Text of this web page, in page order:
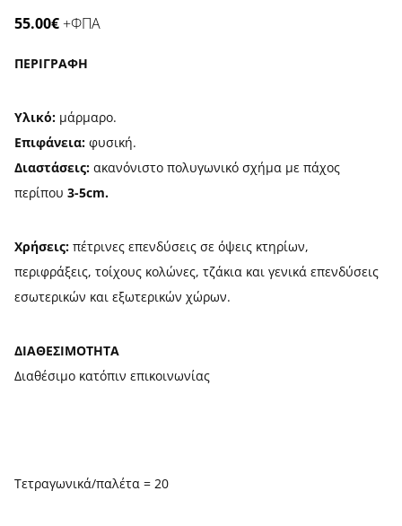
55.00€+ΦΠΑ
ΠΕΡΙΓΡΑΦΗ
Υλικό: μάρμαρο.
Επιφάνεια: φυσική.
Διαστάσεις: ακανόνιστο πολυγωνικό σχήμα με πάχος
περίπου 3-5cm.
Χρήσεις: πέτρινες επενδύσεις σε όψεις κτηρίων,
περιφράξεις, τοίχους κολώνες, τζάκια και γενικά επενδύσεις
εσωτερικών και εξωτερικών χώρων.
ΔΙΑΘΕΣΙΜΟΤΗΤΑ
Διαθέσιμο κατόπιν επικοινωνίας
Τετραγωνικά/παλέτα = 20